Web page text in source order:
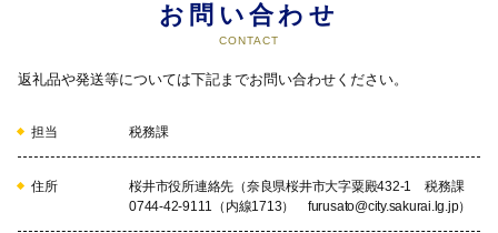
自然環境の保全に関する事業
いただきます。
お問い合わせ
CONTACT
返礼品や発送等については下記までお問い合わせください。
担当 税務課
住所
桜井市役所連絡先（奈良県桜井市大字粟殿432-1 税務課
0744-42-9111（内線1713） furusato@city.sakurai.lg.jp）